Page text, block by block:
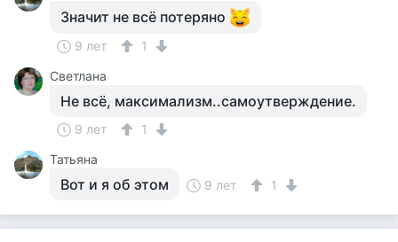
Значит не всё потеряно
9 лет
1
Светлана
Не всё, максимализм..самоутверждение.
9 лет
1
Татьяна
Вот и я об этом 9 лет 1